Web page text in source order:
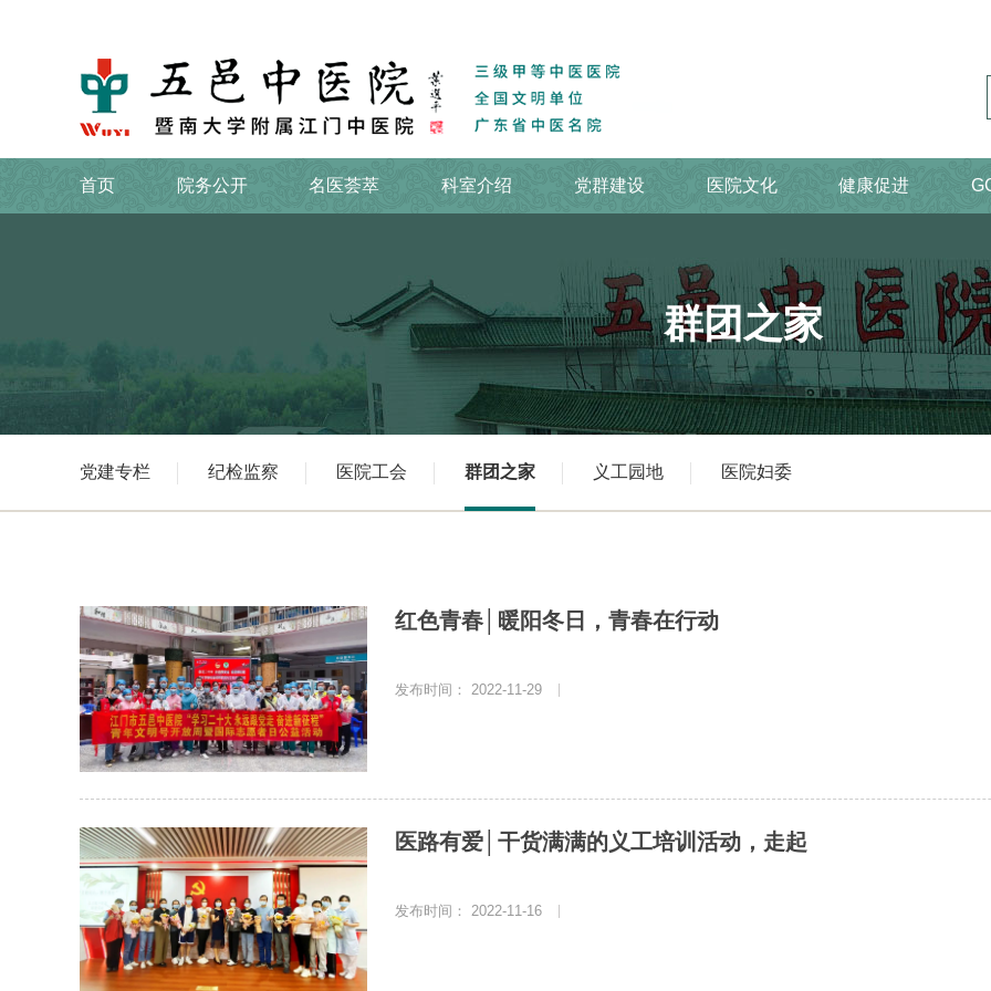
首页 院务公开 名医荟萃 科室介绍 党群建设 医院文化 健康促进
群团之家
党建专栏 纪检监察 医院工会 群团之家 义工园地 医院妇委
红色青春│暖阳冬日，青春在行动
发布时间： 2022-11-29
医路有爱│干货满满的义工培训活动，走起
发布时间： 2022-11-16